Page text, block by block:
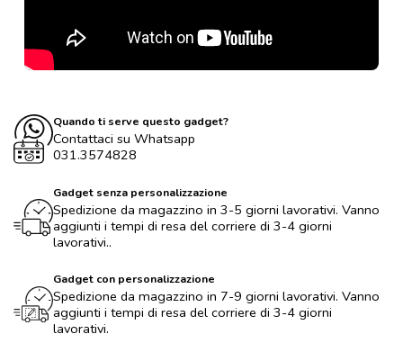
Quando ti serve questo gadget?
Contattaci su Whatsapp
031.3574828
Gadget senza personalizzazione
Spedizione da magazzino in 3-5 giorni lavorativi. Vanno
aggiunti i tempi di resa del corriere di 3-4 giorni
lavorativi..
Gadget con personalizzazione
Spedizione da magazzino in 7-9 giorni lavorativi. Vanno
aggiunti i tempi di resa del corriere di 3-4 giorni
lavorativi.